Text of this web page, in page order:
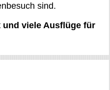
sind.
viele Ausflüge für